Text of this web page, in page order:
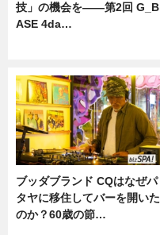
技」の機会を——第2回 G_B
ASE 4da…
ブッダブランド CQはなぜパ
タヤに移住してバーを開いた
のか？60歳の節…